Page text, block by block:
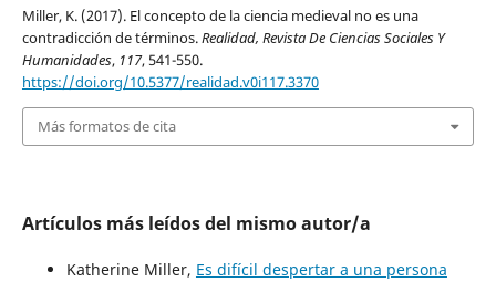
Miller, K. (2017). El concepto de la ciencia medieval no es una
contradicción de términos.Realidad, Revista De Ciencias Sociales Y
Humanidades, 117, 541-550.
https://doi.org/10.5377/realidad.v0i117.3370
Más formatos de cita
Artículos más leídos del mismo autor/a
Katherine Miller, Es difícil despertar a una persona